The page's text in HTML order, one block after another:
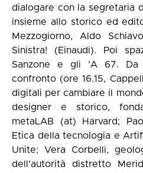
dialogare con la segretaria
insieme allo storico ed
Mezzogiorno, Aldo
Sinistra! (Einaudi). Poi
Sanzone e gli 'A 67. Da
confronto (ore 16.15,
digitali per cambiare il
designer e storico,
metaLAB (at) Harvard;
Etica della tecnologia e
Unite; Vera Corbelli,
dell'autorità distretto